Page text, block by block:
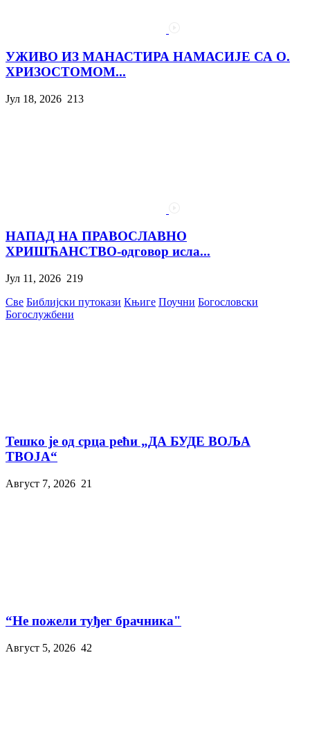
УЖИВО ИЗ МАНАСТИРА НАМАСИЈЕ СА О.
ХРИЗОСТОМОМ...
Јул 18, 2026 213
НАПАД НА ПРАВОСЛАВНО
ХРИШЋАНСТВО-одговор исла...
Јул 11, 2026 219
Све Библијски путокази Књиге Поучни Богословски
Богослужбени
Тешко је од срца рећи „ДА БУДЕ ВОЉА
ТВОЈА“
Август 7, 2026 21
“Не пожели туђег брачника"
Август 5, 2026 42